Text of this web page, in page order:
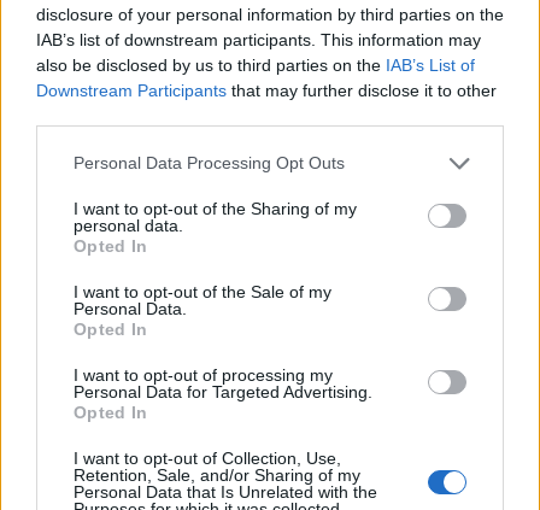
disclosure of your personal information by third parties on the
IAB’s list of downstream participants. This information may
also be disclosed by us to third parties on the IAB’s List of
Downstream Participants that may further disclose it to other
Please note that this website/app uses one or more Google
not limited to your visit or usage behaviour. You may click to
grant or deny consent to Google and its third-party tags to
use your data for below specified purposes in below Google
consent section.
Personal Data Processing Opt Outs
I want to opt-out of the Sharing of my
personal data.
Opted In
I want to opt-out of the Sale of my
Personal Data.
Opted In
I want to opt-out of processing my
Personal Data for Targeted Advertising.
Opted In
I want to opt-out of Collection, Use,
Retention, Sale, and/or Sharing of my
Personal Data that Is Unrelated with the
Ez nem keksz, hanem "biscotti"
Na, ki kér egy finom kekszet a reggeli kávé mellé?
Kókuszos, porhanyós, kellemesen édes. Mutatom
mindjárt képen, hogy ne is legyen kérdés, te ...